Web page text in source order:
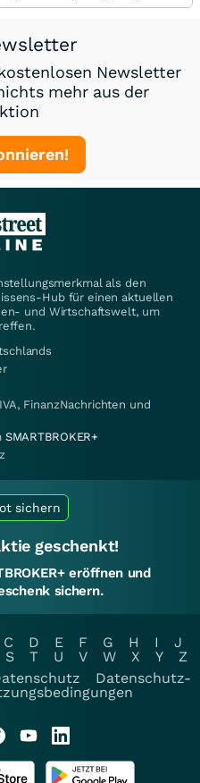
Newsletter
mehr aus der
als den
Hub für einen aktuellen
und Wirtschaftswelt, um
FinanzNachrichten und
SMARTBROKER+
sichern
geschenkt!
eröffnen und
sichern.
C D E F G H I
J
S T U V W X Y
Z
Datenschutz-